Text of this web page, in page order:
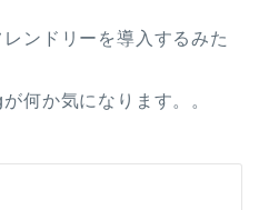
ンドリーを導入するみた
何か気になります。。